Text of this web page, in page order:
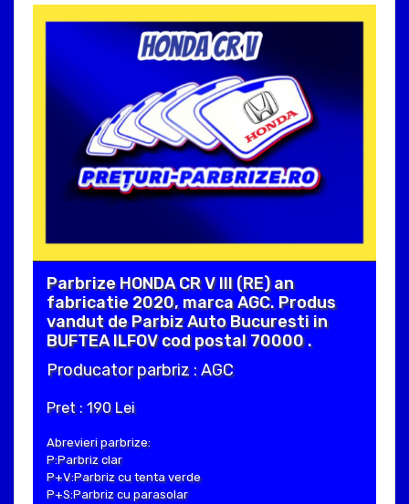
Parbrize HONDA CR V III (RE) an
fabricatie 2020, marca AGC. Produs
vandut de Parbiz Auto Bucuresti in
BUFTEA ILFOV cod postal 70000 .
Producator parbriz : AGC
Pret : 190 Lei
Abrevieri parbrize:
P:Parbriz clar
P+V:Parbriz cu tenta verde
P+S:Parbriz cu parasolar